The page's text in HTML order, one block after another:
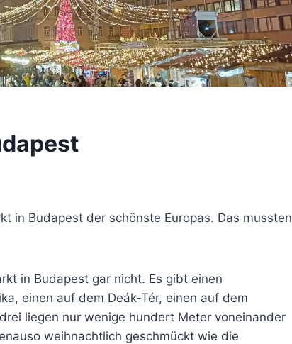
in Budapest der schönste Europas. Das mussten
in Budapest gar nicht. Es gibt einen
einen auf dem Deák-Tér, einen auf dem
liegen nur wenige hundert Meter voneinander
weihnachtlich geschmückt wie die